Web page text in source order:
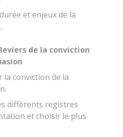
et enjeux de la
de la conviction
la conviction de la
différents registres
et choisir le plus